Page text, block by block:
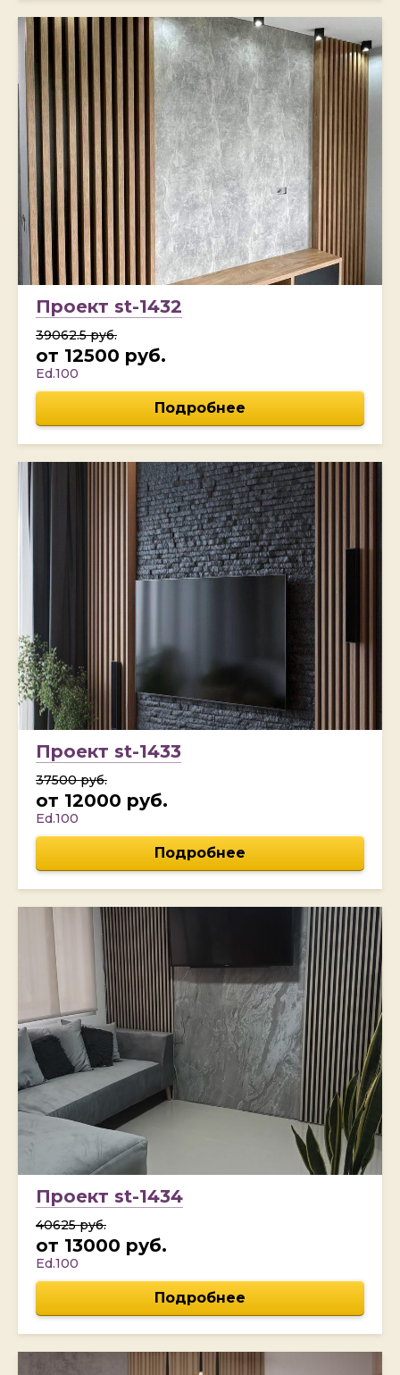
Проект st-1432
39062.5 руб.
от 12500 руб.
Ed.100
Подробнее
Проект st-1433
37500 руб.
от 12000 руб.
Ed.100
Подробнее
Проект st-1434
40625 руб.
от 13000 руб.
Ed.100
Подробнее